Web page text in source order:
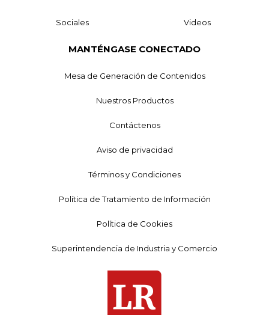
Sociales Videos
MANTÉNGASE CONECTADO
Mesa de Generación de Contenidos
Nuestros Productos
Contáctenos
Aviso de privacidad
Términos y Condiciones
Política de Tratamiento de Información
Política de Cookies
Superintendencia de Industria y Comercio